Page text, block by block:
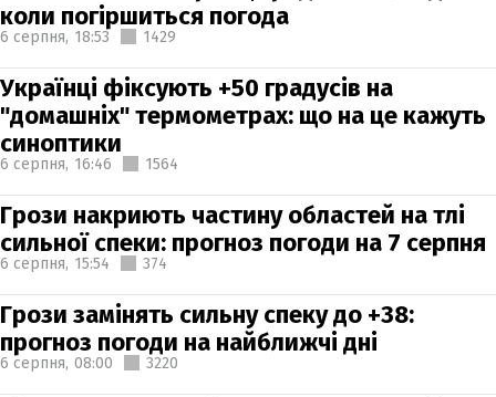
коли погіршиться погода
6 серпня, 18:53 1429
Українці фіксують +50 градусів на
"домашніх" термометрах: що на це кажуть
синоптики
6 серпня, 16:46 1564
Грози накриють частину областей на тлі
сильної спеки: прогноз погоди на 7 серпня
6 серпня, 15:54 374
Грози замінять сильну спеку до +38:
прогноз погоди на найближчі дні
6 серпня, 08:00 3220